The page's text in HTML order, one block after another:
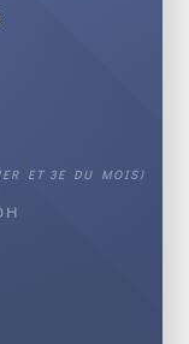
ET 3E DU MOIS)